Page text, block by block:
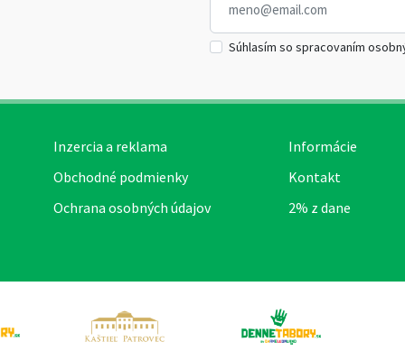
Súhlasím so spracovaním
Inzercia a reklama
Obchodné podmienky
Ochrana osobných údajov
Informácie
Kontakt
2% z dane